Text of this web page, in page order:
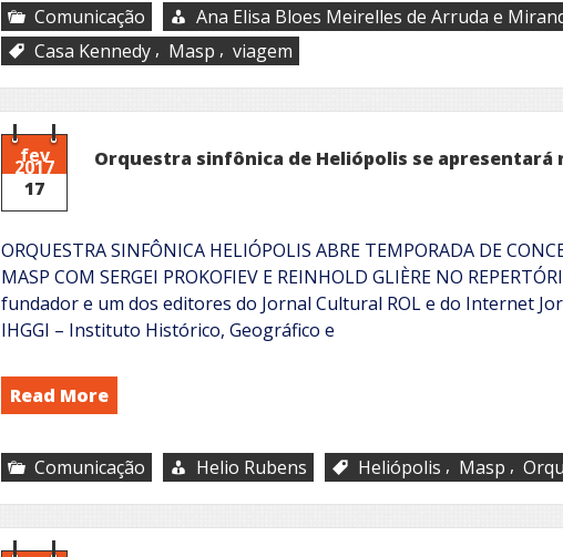
Comunicação
Ana Elisa Bloes Meirelles de Arruda e
Casa Kennedy , Masp , viagem
fev
2017
17
Orquestra sinfônica de Heliópolis se apresentará
ORQUESTRA SINFÔNICA HELIÓPOLIS ABRE TEMPORADA DE
MASP COM SERGEI PROKOFIEV E REINHOLD GLIÈRE NO
fundador e um dos editores do Jornal Cultural ROL e do Internet
IHGGI – Instituto Histórico, Geográfico e
Read More
Comunicação Helio Rubens Heliópolis , Masp ,